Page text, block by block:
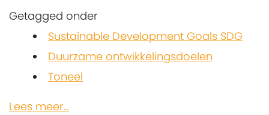
Getagged onder
Sustainable Development Goals SDG
Duurzame ontwikkelingsdoelen
Toneel
Lees meer...